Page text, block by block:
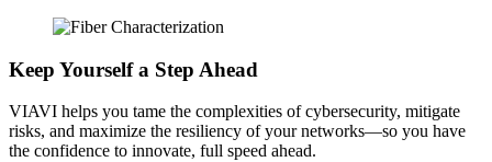
Keep Yourself a Step Ahead
VIAVI helps you tame the complexities of cybersecurity, mitigate
risks, and maximize the resiliency of your networks—so you have
the confidence to innovate, full speed ahead.